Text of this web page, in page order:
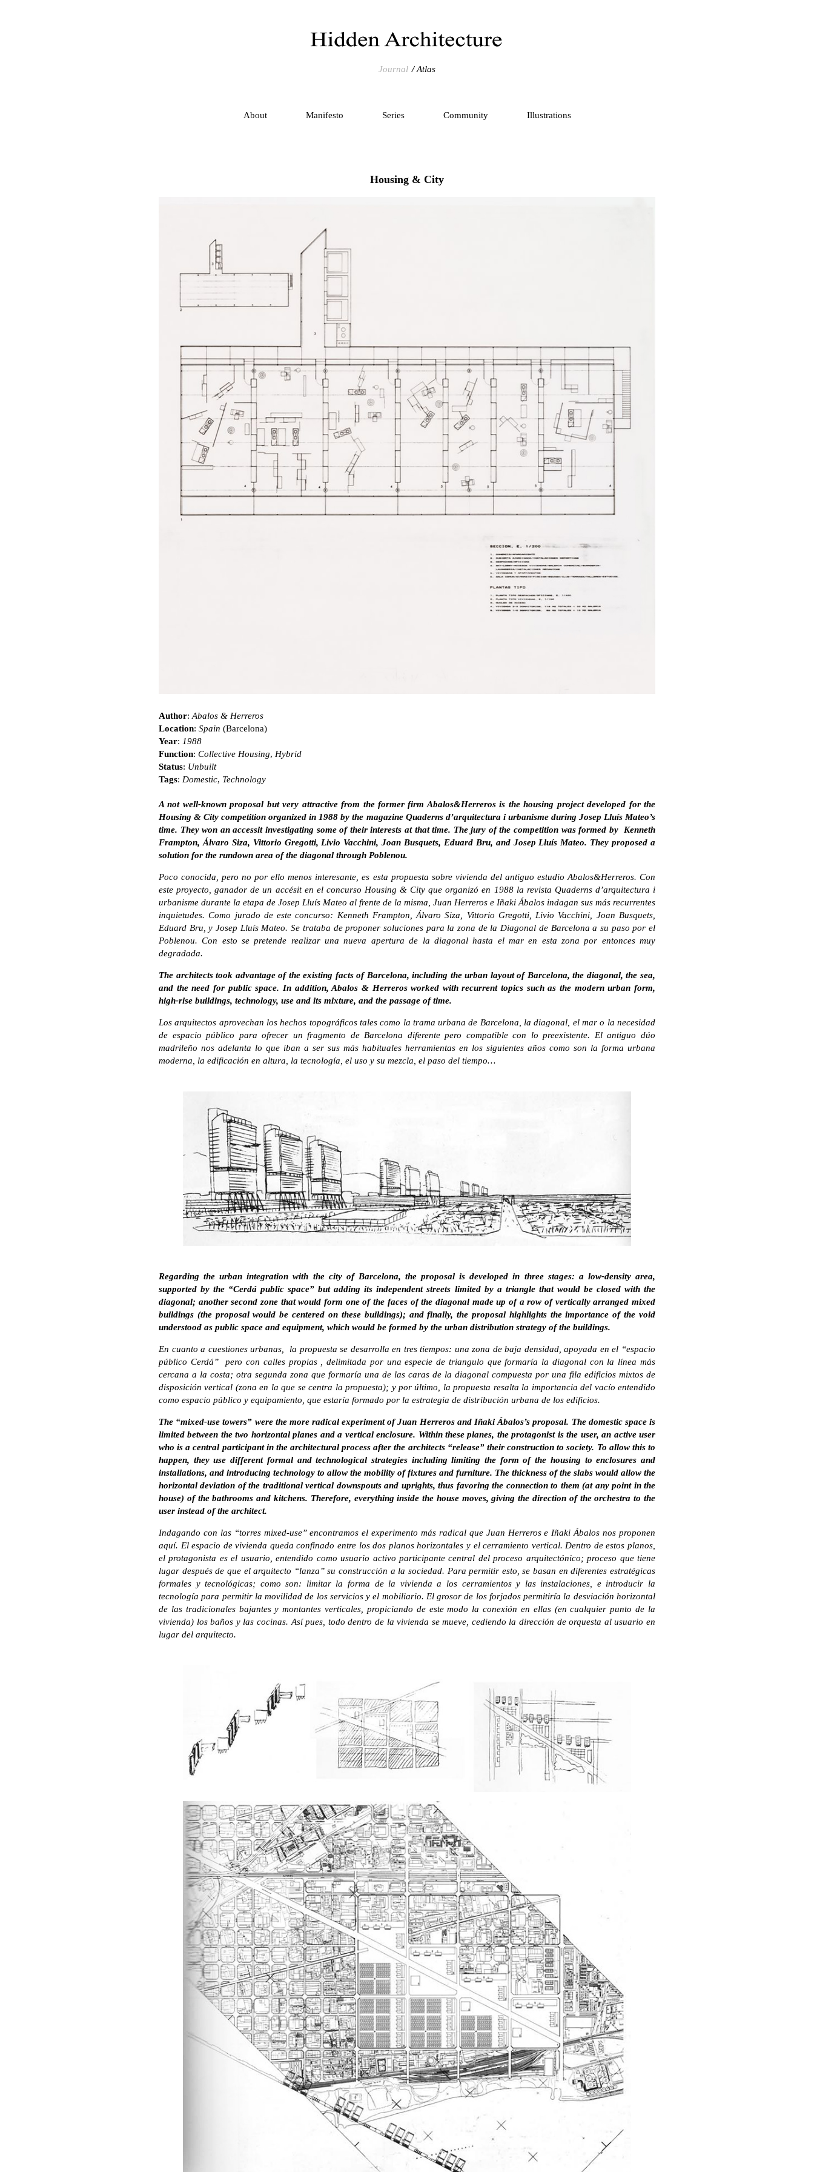
Journal Atlas
About Manifesto Series Community Illustrations
Housing & City
Author: Abalos & Herreros
Location: Spain (Barcelona)
Year: 1988
Function: Collective Housing, Hybrid
Status: Unbuilt
Tags: Domestic, Technology
A not well-known proposal but very attractive from the former firm Abalos&Herreros is the housing project developed for the
Housing & City competition organized in 1988 by the magazine Quaderns d’arquitectura i urbanisme during Josep Lluís Mateo’s
time. They won an accessit investigating some of their interests at that time. The jury of the competition was formed by Kenneth
Frampton, Álvaro Siza, Vittorio Gregotti, Livio Vacchini, Joan Busquets, Eduard Bru, and Josep Lluís Mateo. They proposed a
solution for the rundown area of the diagonal through Poblenou.
Poco conocida, pero no por ello menos interesante, es esta propuesta sobre vivienda del antiguo estudio Abalos&Herreros. Con
este proyecto, ganador de un accésit en el concurso Housing & City que organizó en 1988 la revista Quaderns d’arquitectura i
urbanisme durante la etapa de Josep Lluís Mateo al frente de la misma, Juan Herreros e Iñaki Ábalos indagan sus más recurrentes
inquietudes. Como jurado de este concurso: Kenneth Frampton, Álvaro Siza, Vittorio Gregotti, Livio Vacchini, Joan Busquets,
Eduard Bru, y Josep Lluís Mateo. Se trataba de proponer soluciones para la zona de la Diagonal de Barcelona a su paso por el
Poblenou. Con esto se pretende realizar una nueva apertura de la diagonal hasta el mar en esta zona por entonces muy
degradada.
The architects took advantage of the existing facts of Barcelona, including the urban layout of Barcelona, ​​the diagonal, the sea,
and the need for public space. In addition, Abalos & Herreros worked with recurrent topics such as the modern urban form,
high-rise buildings, technology, use and its mixture, and the passage of time.
Los arquitectos aprovechan los hechos topográficos tales como la trama urbana de Barcelona, la diagonal, el mar o la necesidad
de espacio público para ofrecer un fragmento de Barcelona diferente pero compatible con lo preexistente. El antiguo dúo
madrileño nos adelanta lo que iban a ser sus más habituales herramientas en los siguientes años como son la forma urbana
moderna, la edificación en altura, la tecnología, el uso y su mezcla, el paso del tiempo…
Regarding the urban integration with the city of Barcelona, the proposal is developed in three stages: a low-density area,
supported by the “Cerdá public space” but adding its independent streets limited by a triangle that would be closed with the
diagonal; another second zone that would form one of the faces of the diagonal made up of a row of vertically arranged mixed
buildings (the proposal would be centered on these buildings); and finally, the proposal highlights the importance of the void
understood as public space and equipment, which would be formed by the urban distribution strategy of the buildings.
En cuanto a cuestiones urbanas, la propuesta se desarrolla en tres tiempos: una zona de baja densidad, apoyada en el “espacio
público Cerdá” pero con calles propias , delimitada por una especie de triangulo que formaría la diagonal con la línea más
cercana a la costa; otra segunda zona que formaría una de las caras de la diagonal compuesta por una fila edificios mixtos de
disposición vertical (zona en la que se centra la propuesta); y por último, la propuesta resalta la importancia del vacío entendido
como espacio público y equipamiento, que estaría formado por la estrategia de distribución urbana de los edificios.
The “mixed-use towers” were the more radical experiment of Juan Herreros and Iñaki Ábalos’s proposal. The domestic space is
limited between the two horizontal planes and a vertical enclosure. Within these planes, the protagonist is the user, an active user
who is a central participant in the architectural process after the architects “release” their construction to society. To allow this to
happen, they use different formal and technological strategies including limiting the form of the housing to enclosures and
installations, and introducing technology to allow the mobility of fixtures and furniture. The thickness of the slabs would allow the
horizontal deviation of the traditional vertical downspouts and uprights, thus favoring the connection to them (at any point in the
house) of the bathrooms and kitchens. Therefore, everything inside the house moves, giving the direction of the orchestra to the
user instead of the architect.
Indagando con las “torres mixed-use” encontramos el experimento más radical que Juan Herreros e Iñaki Ábalos nos proponen
aquí. El espacio de vivienda queda confinado entre los dos planos horizontales y el cerramiento vertical. Dentro de estos planos,
el protagonista es el usuario, entendido como usuario activo participante central del proceso arquitectónico; proceso que tiene
lugar después de que el arquitecto “lanza” su construcción a la sociedad. Para permitir esto, se basan en diferentes estratégicas
formales y tecnológicas; como son: limitar la forma de la vivienda a los cerramientos y las instalaciones, e introducir la
tecnología para permitir la movilidad de los servicios y el mobiliario. El grosor de los forjados permitiría la desviación horizontal
de las tradicionales bajantes y montantes verticales, propiciando de este modo la conexión en ellas (en cualquier punto de la
vivienda) los baños y las cocinas. Así pues, todo dentro de la vivienda se mueve, cediendo la dirección de orquesta al usuario en
lugar del arquitecto.